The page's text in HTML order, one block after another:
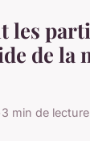
les
de la
3 min de lecture